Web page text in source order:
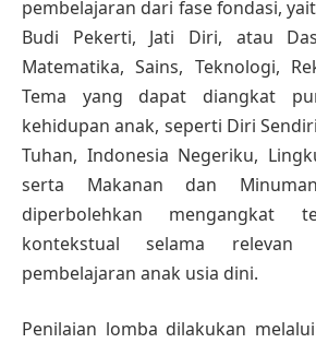
pembelajaran dari fase fondasi,
Budi Pekerti, Jati Diri, atau
Matematika, Sains, Teknologi,
Tema yang dapat diangkat
kehidupan anak, seperti Diri
Tuhan, Indonesia Negeriku,
serta Makanan dan
diperbolehkan mengangkat
kontekstual selama relevan
pembelajaran anak usia dini.
Penilaian lomba dilakukan